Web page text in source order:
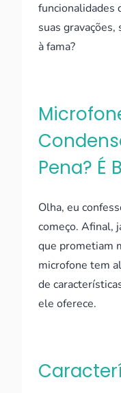
funcionalidades
suas
à fama?
Pena? É
Olha, eu
começo. Afinal,
que prometiam
microfone tem
de
ele oferece.